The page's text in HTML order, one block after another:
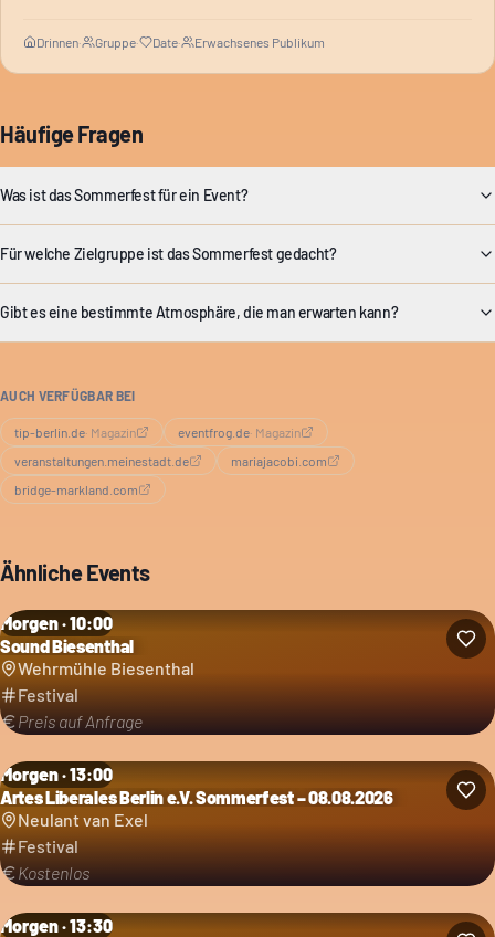
alleine, mit Freunden oder zum Date hingehen.
Drinnen· Gruppe· Date· Erwachsenes Publikum
Häufige Fragen
Was ist das Sommerfest für ein Event?
Für welche Zielgruppe ist das Sommerfest gedacht?
Gibt es eine bestimmte Atmosphäre, die man erwarten kann?
AUCH VERFÜGBAR BEI
tip-berlin.de· Magazin eventfrog.de· Magazin
veranstaltungen.meinestadt.de
mariajacobi.com
bridge-markland.com
Ähnliche Events
Morgen · 10:00
Sound Biesenthal
Wehrmühle Biesenthal
Festival
Preis auf Anfrage
Kategorie: Festival
Morgen · 13:00
Artes Liberales Berlin e.V. Sommerfest – 08.08.2026
Neulant van Exel
Festival
Kostenlos
Kategorie: Festival
Morgen · 13:30